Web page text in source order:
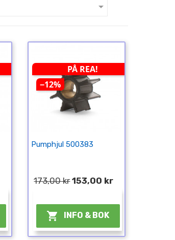

PÅ REA!
−12%
Pumphjul 500383
173,00 kr 153,00 kr
 INFO & BOK